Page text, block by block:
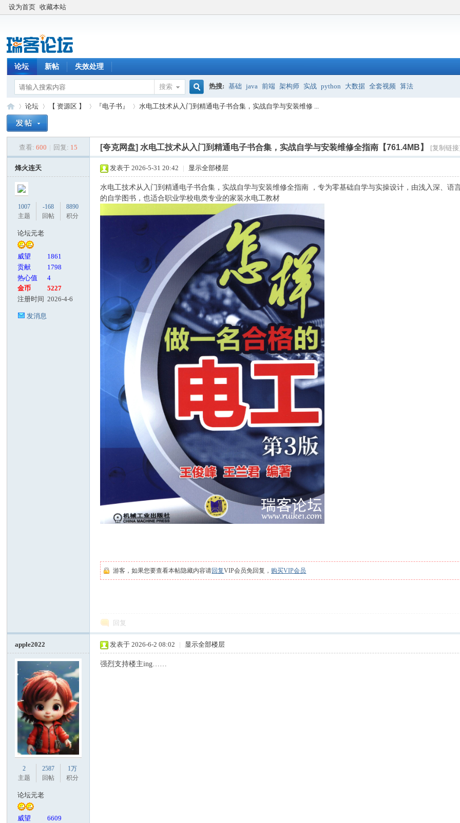
设为首页 收藏本站
论坛 新帖 失效处理
搜索
搜
索
热搜: 基础 java 前端 架构师 实战 python 大数据 全套视频 算法
论坛
›
【 资源区 】 『电子书』
›
水电工技术从入门到精通电子书合集，实战自学与安装维修 ...
查看: 600 | 回复: 15 [夸克网盘] 水电工技术从入门到精通电子书合集，实战自学与安装维修全指南【761.4MB】 [复制链
烽火连天
1007
主题
-168
回帖
8890
积分
论坛元老
威望
1861
贡献
1798
热心值
4
金币
5227
注册时间 2026-4-6
发消息
发表于 2026-5-31 20:42 | 显示全部楼层
水电工技术从入门到精通电子书合集，实战自学与安装维修全指南 ，专为零基础自学与实操设计，由浅入深、
的自学图书，也适合职业学校电类专业的家装水电工教材
游客，如果您要查看本帖隐藏内容请回复VIP会员免回复， 购买VIP会员
回复
apple2022
2
主题
2587
回帖
1万
积分
论坛元老
威望
6609
发表于 2026-6-2 08:02 | 显示全部楼层
强烈支持楼主ing……